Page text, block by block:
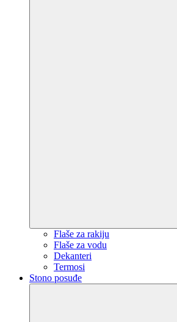
Flaše za rakiju
Flaše za vodu
Dekanteri
Termosi
Stono posuđe